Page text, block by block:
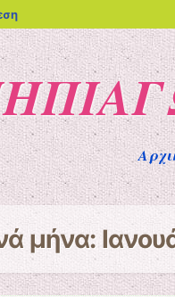
μήνα: